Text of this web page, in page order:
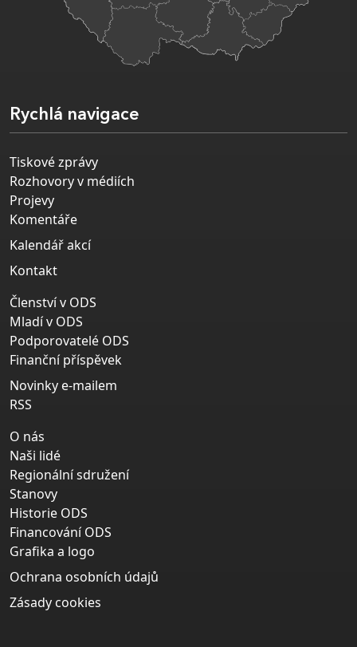
Rychlá navigace
Tiskové zprávy
Rozhovory v médiích
Projevy
Komentáře
Kalendář akcí
Kontakt
Členství v ODS
Mladí v ODS
Podporovatelé ODS
Finanční příspěvek
Novinky e-mailem
RSS
O nás
Naši lidé
Regionální sdružení
Stanovy
Historie ODS
Financování ODS
Grafika a logo
Ochrana osobních údajů
Zásady cookies